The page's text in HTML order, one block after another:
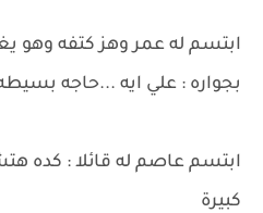
ابتسم له عمر وهز كتفه وهو
بجواره : علي ايه ...حاجه
ابتسم عاصم له قائلا : كده
كبيرة